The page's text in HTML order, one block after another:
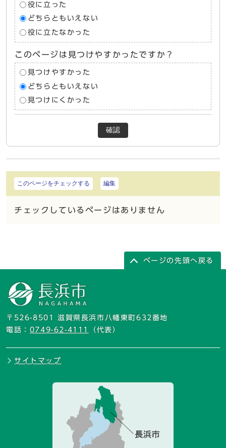
役に立った
どちらともいえない
役に立たなかった
このページは見つけやすかったですか？
見つけやすかった
どちらともいえない
見つけにくかった
確認
このページをチェックする 編集
チェックしているページはありません
ページの先頭へ戻る
〒526-8501 滋賀県長浜市八幡東町632番地
電話： 0749-62-4111 （代表）
サイトマップ